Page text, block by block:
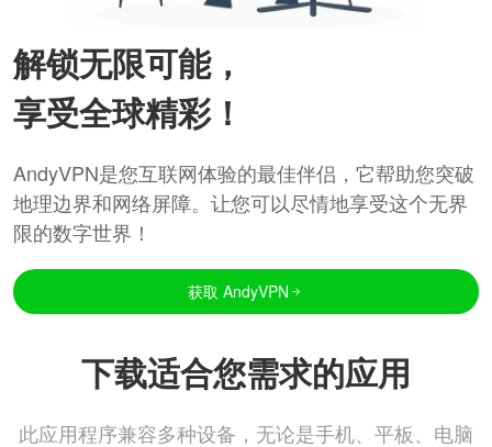
解锁无限可能，
享受全球精彩！
AndyVPN是您互联网体验的最佳伴侣，它帮助您突破
地理边界和网络屏障。让您可以尽情地享受这个无界
限的数字世界！
获取 AndyVPN
下载适合您需求的应用
此应用程序兼容多种设备，无论是手机、平板、电脑